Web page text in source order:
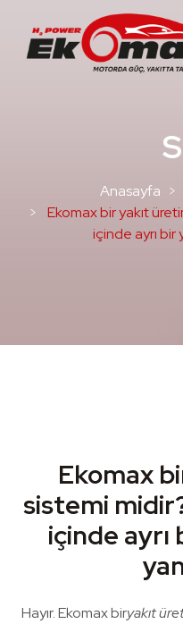
Anasayfa
Ekomax bir yakıt
içinde ayrı bir
Ekomax
sistemi
içinde ayrı
Hayır. Ekomax biryakıt